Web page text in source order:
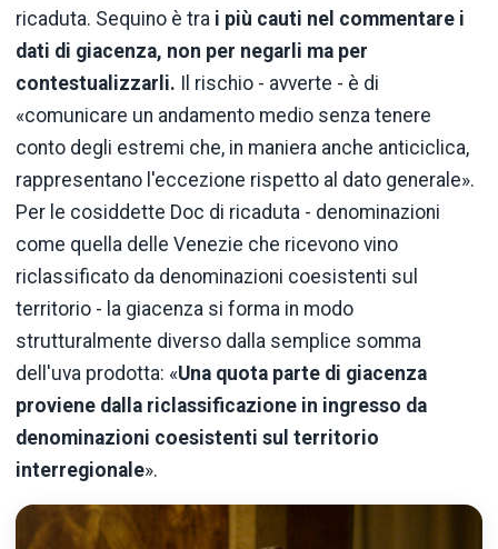
ricaduta. Sequino è tra i più cauti nel commentare i
dati di giacenza, non per negarli ma per
contestualizzarli. Il rischio - avverte - è di
«comunicare un andamento medio senza tenere
conto degli estremi che, in maniera anche anticiclica,
rappresentano l'eccezione rispetto al dato generale».
Per le cosiddette Doc di ricaduta - denominazioni
come quella delle Venezie che ricevono vino
riclassificato da denominazioni coesistenti sul
territorio - la giacenza si forma in modo
strutturalmente diverso dalla semplice somma
dell'uva prodotta: «Una quota parte di giacenza
proviene dalla riclassificazione in ingresso da
denominazioni coesistenti sul territorio
interregionale».